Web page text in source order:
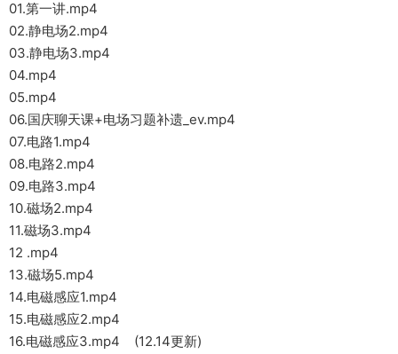
01.第一讲.mp4
02.静电场2.mp4
03.静电场3.mp4
04.mp4
05.mp4
06.国庆聊天课+电场习题补遗_ev.mp4
07.电路1.mp4
08.电路2.mp4
09.电路3.mp4
10.磁场2.mp4
11.磁场3.mp4
12 .mp4
13.磁场5.mp4
14.电磁感应1.mp4
15.电磁感应2.mp4
16.电磁感应3.mp4 (12.14更新)